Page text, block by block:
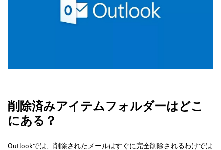
削除済みアイテムフォルダーはどこ
にある？
Outlookでは、削除されたメールはすぐに完全削除されるわけでは